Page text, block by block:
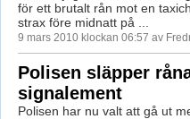
för ett brutalt rån mot en
strax före midnatt på ...
9 mars 2010 klockan 06:57 av
Polisen släpper
signalement
Polisen har nu valt att gå ut